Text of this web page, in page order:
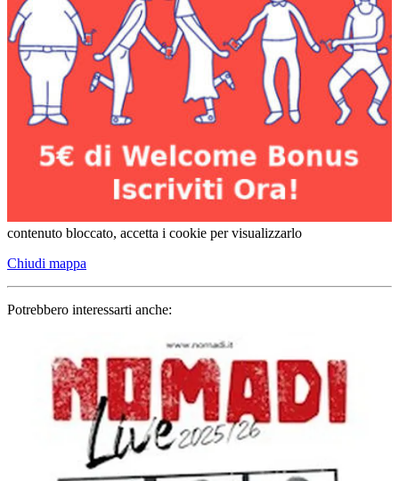
contenuto bloccato, accetta i cookie per visualizzarlo
Chiudi mappa
Potrebbero interessarti anche: